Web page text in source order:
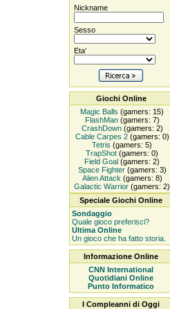
Nickname
Sesso
Eta'
Giochi Online
Magic Balls (gamers: 15)
FlashMan(gamers: 7)
CrashDown(gamers: 2)
Cable Carpes 2(gamers: 0)
Tetris (gamers: 5)
TrapShot (gamers: 0)
Field Goal (gamers: 2)
Space Fighter(gamers: 3)
Alien Attack (gamers: 8)
Galactic Warrior (gamers: 2)
Speciale Giochi Online
Sondaggio
Quale gioco preferisci?
Ultima Online
Un gioco che ha fatto storia.
Informazione Online
CNN International
Quotidiani Online
Punto Informatico
I Compleanni di Oggi